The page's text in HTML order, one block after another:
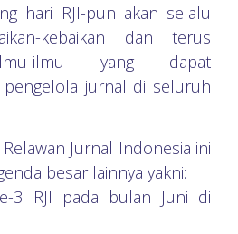
hari RJI-pun akan selalu
kebaikan dan terus
ilmu yang dapat
pengelola jurnal di seluruh
Jurnal Indonesia ini
besar lainnya yakni:
3 RJI pada bulan Juni di